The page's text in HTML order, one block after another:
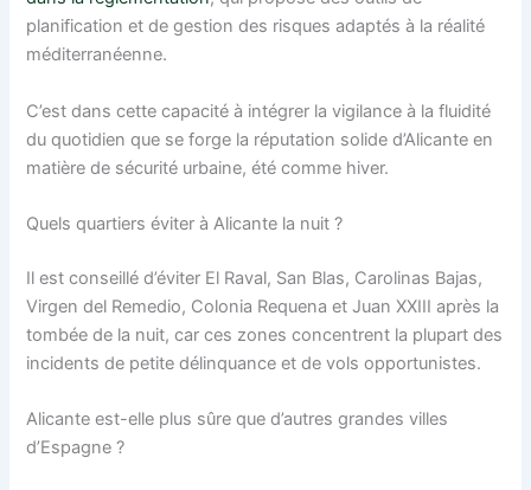
planification et de gestion des risques adaptés à la réalité
méditerranéenne.
C’est dans cette capacité à intégrer la vigilance à la fluidité
du quotidien que se forge la réputation solide d’Alicante en
matière de sécurité urbaine, été comme hiver.
Quels quartiers éviter à Alicante la nuit ?
Il est conseillé d’éviter El Raval, San Blas, Carolinas Bajas,
Virgen del Remedio, Colonia Requena et Juan XXIII après la
tombée de la nuit, car ces zones concentrent la plupart des
incidents de petite délinquance et de vols opportunistes.
Alicante est-elle plus sûre que d’autres grandes villes
d’Espagne ?